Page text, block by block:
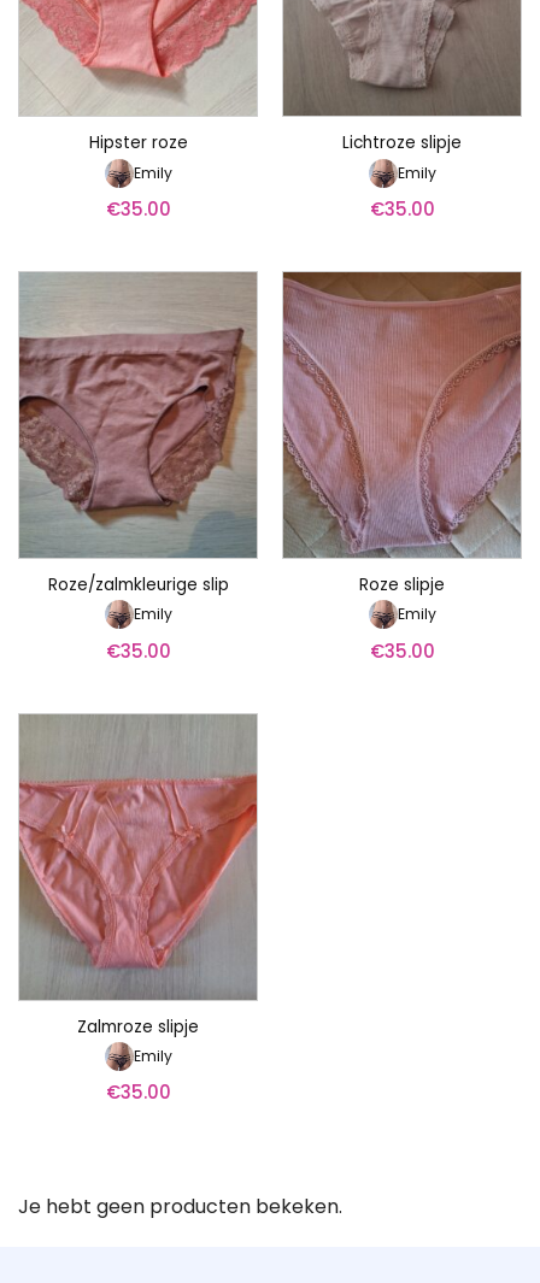
Hipster roze
Emily
€35.00
Lichtroze slipje
Emily
€35.00
Roze/zalmkleurige slip
Emily
€35.00
Roze slipje
Emily
€35.00
Zalmroze slipje
Emily
€35.00
Je hebt geen producten bekeken.